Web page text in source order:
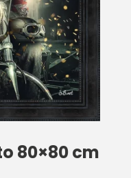
80×80 cm